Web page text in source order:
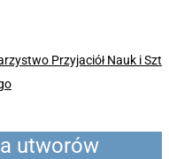
utworów